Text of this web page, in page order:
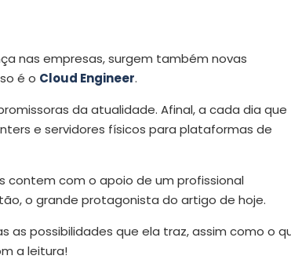
nas empresas, surgem também novas
é o Cloud Engineer.
da atualidade. Afinal, a cada dia que
e servidores físicos para plataformas de
contem com o apoio de um profissional
o grande protagonista do artigo de hoje.
as possibilidades que ela traz, assim como o
a leitura!